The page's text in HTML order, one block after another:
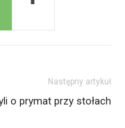
Następny artykuł
o prymat przy stołach